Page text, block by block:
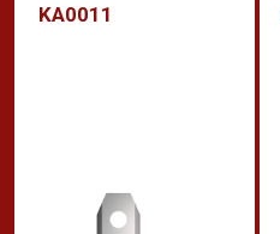
KA0011